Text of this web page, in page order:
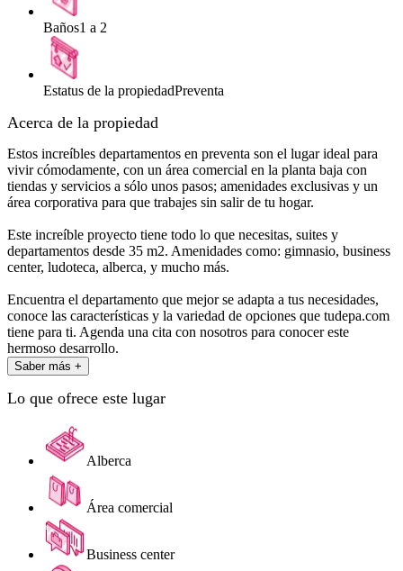
Baños1 a 2
Estatus de la propiedadPreventa
Acerca de la propiedad
Estos increíbles departamentos en preventa son el lugar ideal para
vivir cómodamente, con un área comercial en la planta baja con
tiendas y servicios a sólo unos pasos; amenidades exclusivas y un
área corporativa para que trabajes sin salir de tu hogar.
Este increíble proyecto tiene todo lo que necesitas, suites y
departamentos desde 35 m2. Amenidades como: gimnasio, business
center, ludoteca, alberca, y mucho más.
Encuentra el departamento que mejor se adapta a tus necesidades,
conoce las características y la variedad de opciones que tudepa.com
tiene para ti. Agenda una cita con nosotros para conocer este
hermoso desarrollo.
Saber más +
Lo que ofrece este lugar
Alberca
Área comercial
Business center